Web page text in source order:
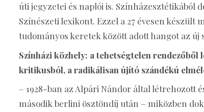
úti jegyzetei és naplói is. Színházesztétikából
Színészeti lexikont. Ezzel a 27 évesen
tudományos keretek között adott hangot az
Színházi közhely: a tehetségtelen
kritikusból, a radikálisan újító szándékú
– 1928-ban az Alpári Nándor által létrehozott
második berlini ösztöndíj után – miközben